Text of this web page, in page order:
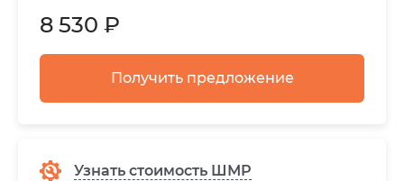
8 530 ₽
Получить предложение
Узнать стоимость ШМР